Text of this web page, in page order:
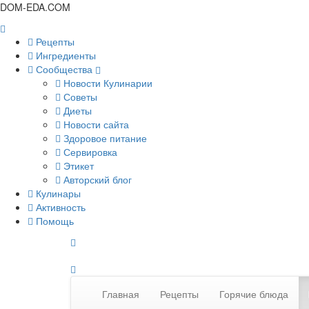
DOM-EDA.COM
Рецепты
Ингредиенты
Сообщества
Новости Кулинарии
Советы
Диеты
Новости сайта
Здоровое питание
Сервировка
Этикет
Авторский блог
Кулинары
Активность
Помощь
Главная Рецепты Горячие блюда